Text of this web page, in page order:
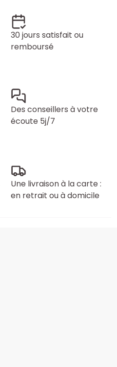
30 jours satisfait ou
remboursé
Des conseillers à votre
écoute 5j/7
Une livraison à la carte :
en retrait ou à domicile